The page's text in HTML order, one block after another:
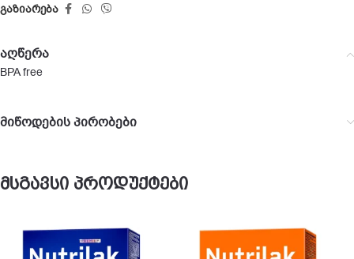
გაზიარება
აღწერა
BPA free
მიწოდების პირობები
მსგავსი პროდუქტები